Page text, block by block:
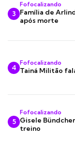
3
Fofocalizando
Família de
após morte
4
Fofocalizando
Tainá Militão
5
Fofocalizando
Gisele
treino